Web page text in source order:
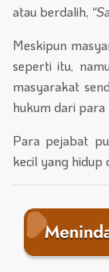
atau berdalih,
Meskipun
seperti itu,
masyarakat
hukum dari
Para pejabat
kecil yang hidup